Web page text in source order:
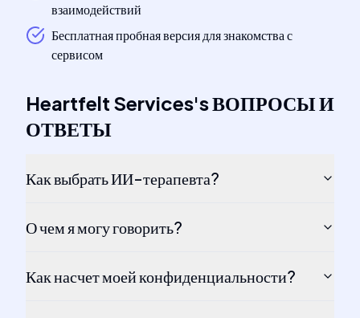
взаимодействий
Бесплатная пробная версия для знакомства с
сервисом
Heartfelt Services'sВОПРОСЫ И
ОТВЕТЫ
Как выбрать ИИ-терапевта?
О чем я могу говорить?
Как насчет моей конфиденциальности?